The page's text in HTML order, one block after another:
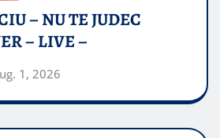
– NU TE JUDEC
– LIVE –
1, 2026